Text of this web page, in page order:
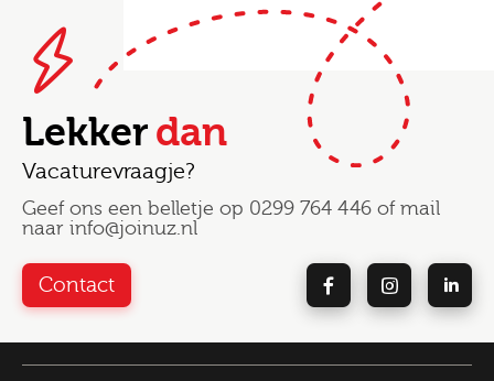
Lekkerdan
Vacaturevraagje?
Geef ons een belletje op 0299 764 446 of mail
naar info@joinuz.nl
Contact